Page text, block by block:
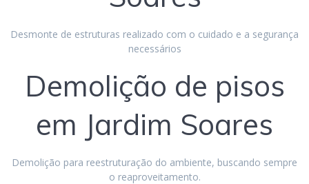
Desmonte de estruturas realizado com o cuidado e a segurança
necessários
Demolição de pisos
em Jardim Soares
Demolição para reestruturação do ambiente, buscando sempre
o reaproveitamento.